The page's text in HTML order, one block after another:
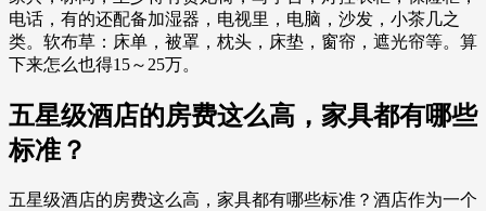
电话，有的还配备加湿器，电视里，电脑，沙发，小茶几之
类。软布草：床单，被罩，枕头，床垫，窗帘，遮光帘等。算
下来怎么也得15～25万。
五星级酒店的房费这么高，家具都有哪些
标准？
五星级酒店的房费这么高，家具都有哪些标准？酒店作为一个